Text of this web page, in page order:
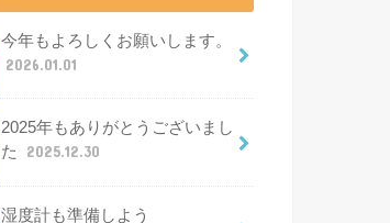
今年もよろしくお願いします。
2026.01.01
2025年もありがとうございまし
た
2025.12.30
湿度計も準備しよう